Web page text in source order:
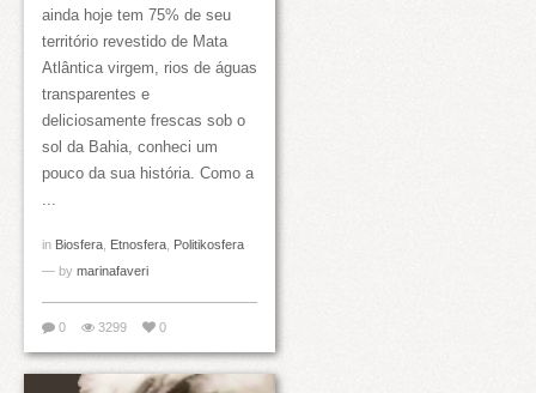
ainda hoje tem 75% de seu
território revestido de Mata
Atlântica virgem, rios de águas
transparentes e
deliciosamente frescas sob o
sol da Bahia, conheci um
pouco da sua história. Como a
...
in Biosfera, Etnosfera, Politikosfera
— by marinafaveri
0 3299 0